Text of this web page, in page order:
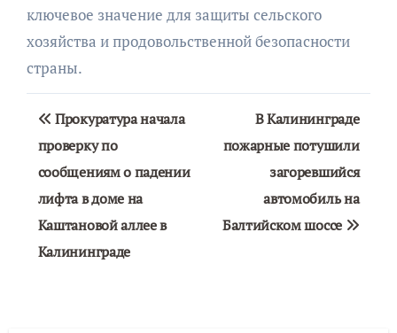
ключевое значение для защиты сельского
хозяйства и продовольственной безопасности
страны.
Навигация
по
записям
Прокуратура начала
проверку по
сообщениям о падении
лифта в доме на
Каштановой аллее в
Калининграде
В Калининграде
пожарные потушили
загоревшийся
автомобиль на
Балтийском шоссе